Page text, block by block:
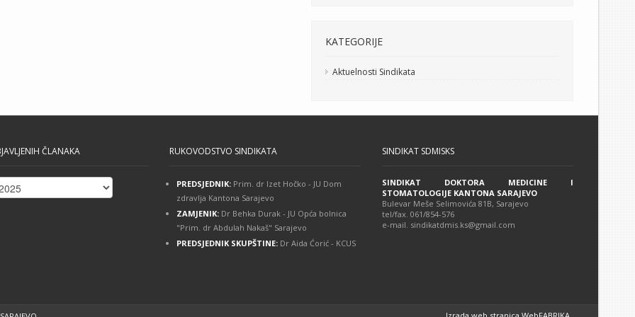
KATEGORIJE
Aktuelnosti Sindikata
ČLANAKA RUKOVODSTVO SINDIKATA
PREDSJEDNIK: Prim. dr Izet Hočko - JU Dom
zdravlja Kantona Sarajevo
ZAMJENIK: Dr Behka Durak - JU Opća bolnica
"Prim. dr Abdulah Nakaš" Sarajevo
PREDSJEDNIK SKUPŠTINE: Dr Aida Ćorić - KCUS
SINDIKAT SDMISKS
SINDIKAT DOKTORA MEDICINE I
STOMATOLOGIJE KANTONA SARAJEVO
Bulevar Meše Selimovića 81B, Sarajevo
tel/fax. 061/854-576
e-mail. sindikatdmis.ks@gmail.com